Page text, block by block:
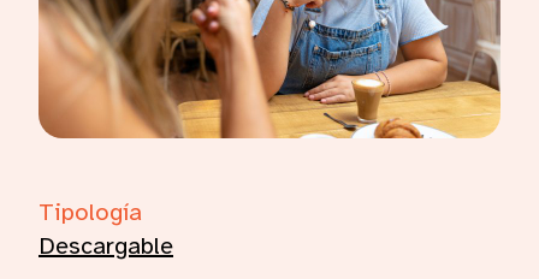
Características
Tipología
Descargable